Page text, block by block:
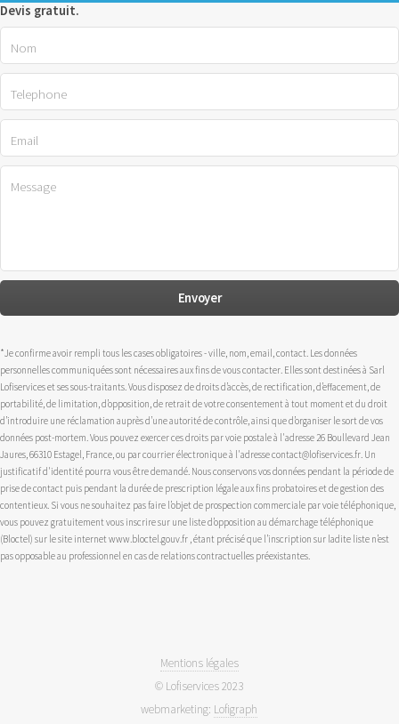
Devis gratuit.
*Je confirme avoir rempli tous les cases obligatoires - ville, nom, email, contact. Les données
personnelles communiquées sont nécessaires aux fins de vous contacter. Elles sont destinées à Sarl
Lofiservices et ses sous-traitants. Vous disposez de droits d’accès, de rectification, d’effacement, de
portabilité, de limitation, d’opposition, de retrait de votre consentement à tout moment et du droit
d’introduire une réclamation auprès d’une autorité de contrôle, ainsi que d’organiser le sort de vos
données post-mortem. Vous pouvez exercer ces droits par voie postale à l'adresse 26 Boullevard Jean
Jaures, 66310 Estagel, France, ou par courrier électronique à l'adresse contact@lofiservices.fr. Un
justificatif d'identité pourra vous être demandé. Nous conservons vos données pendant la période de
prise de contact puis pendant la durée de prescription légale aux fins probatoires et de gestion des
contentieux. Si vous ne souhaitez pas faire l’objet de prospection commerciale par voie téléphonique,
vous pouvez gratuitement vous inscrire sur une liste d’opposition au démarchage téléphonique
(Bloctel) sur le site internet www.bloctel.gouv.fr , étant précisé que l’inscription sur ladite liste n’est
pas opposable au professionnel en cas de relations contractuelles préexistantes.
Mentions légales
© Lofiservices 2023
webmarketing: Lofigraph